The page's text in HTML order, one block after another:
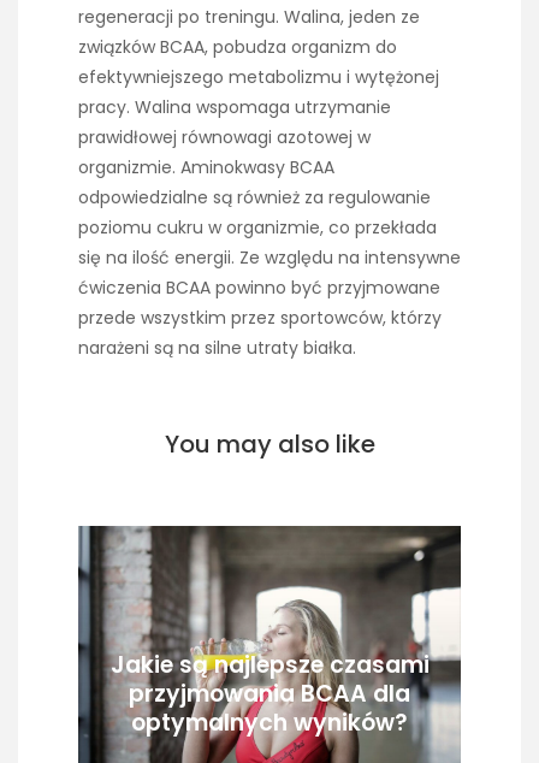
regeneracji po treningu. Walina, jeden ze
związków BCAA, pobudza organizm do
efektywniejszego metabolizmu i wytężonej
pracy. Walina wspomaga utrzymanie
prawidłowej równowagi azotowej w
organizmie. Aminokwasy BCAA
odpowiedzialne są również za regulowanie
poziomu cukru w organizmie, co przekłada
się na ilość energii. Ze względu na intensywne
ćwiczenia BCAA powinno być przyjmowane
przede wszystkim przez sportowców, którzy
narażeni są na silne utraty białka.
You may also like
Jakie są najlepsze czasami
przyjmowania BCAA dla
optymalnych wyników?